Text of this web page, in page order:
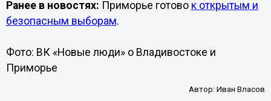
Ранее в новостях: Приморье готово к открытым и
безопасным выборам.
Фото: ВК «Новые люди» о Владивостоке и
Приморье
Автор:Иван Власов